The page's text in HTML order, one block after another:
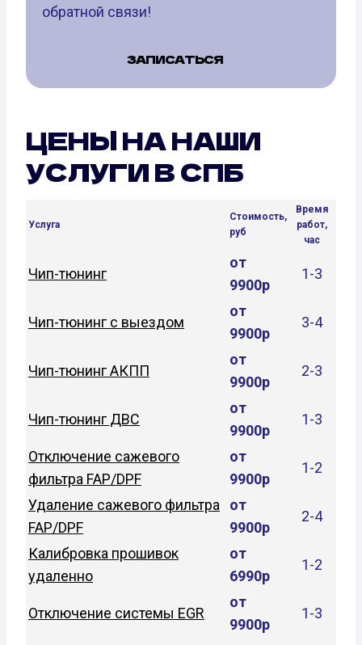
обратной связи!
ЗАПИСАТЬСЯ
ЦЕНЫ НА НАШИ
УСЛУГИ В СПБ
Услуга
Стоимость,
руб
Время
работ,
час
Чип-тюнинг
от
9900р
1-3
Чип-тюнинг с выездом
от
9900р
3-4
Чип-тюнинг АКПП
от
9900р
2-3
Чип-тюнинг ДВС
от
9900р
1-3
Отключение сажевого
фильтра FAP/DPF
от
9900р
1-2
Удаление сажевого фильтра
FAP/DPF
от
9900р
2-4
Калибровка прошивок
удаленно
от
6990р
1-2
Отключение системы EGR
от
9900р
1-3